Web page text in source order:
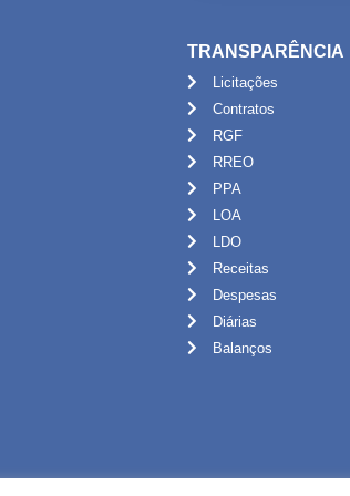
TRANSPARÊNCIA
Licitações
Contratos
RGF
RREO
PPA
LOA
LDO
Receitas
Despesas
Diárias
Balanços